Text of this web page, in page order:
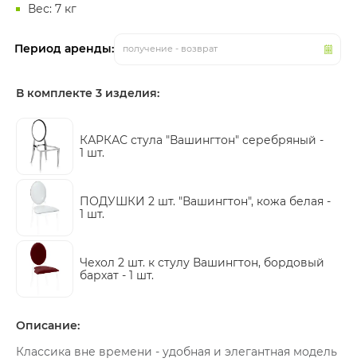
Вес: 7 кг
Период аренды: получение - возврат
В комплекте 3 изделия:
КАРКАС стула "Вашингтон" серебряный -
1 шт.
ПОДУШКИ 2 шт. "Вашингтон", кожа белая -
1 шт.
Чехол 2 шт. к стулу Вашингтон, бордовый
бархат - 1 шт.
Описание:
Классика вне времени - удобная и элегантная модель